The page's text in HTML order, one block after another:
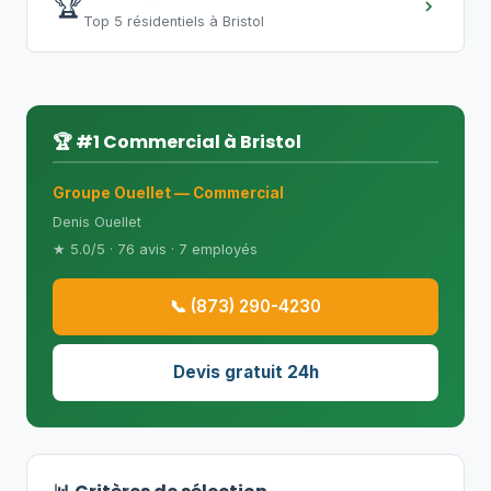
Top 5 résidentiels à Bristol
🏆 #1 Commercial à Bristol
Groupe Ouellet — Commercial
Denis Ouellet
★ 5.0/5 · 76 avis · 7 employés
📞 (873) 290-4230
Devis gratuit 24h